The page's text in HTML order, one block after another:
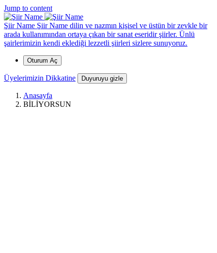
Jump to content
Şiir Name Şiir Name dilin ve nazmın kişisel ve üstün bir zevkle bir
arada kullanımından ortaya çıkan bir sanat eseridir şiirler. Ünlü
şairlerimizin kendi eklediği lezzetli şiirleri sizlere sunuyoruz.
Oturum Aç
Üyelerimizin Dikkatine Duyuruyu gizle
Anasayfa
BİLİYORSUN
*
*